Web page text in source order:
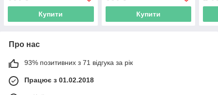
Купити Купити
Про нас
93% позитивних з 71 відгука за рік
Працює з 01.02.2018